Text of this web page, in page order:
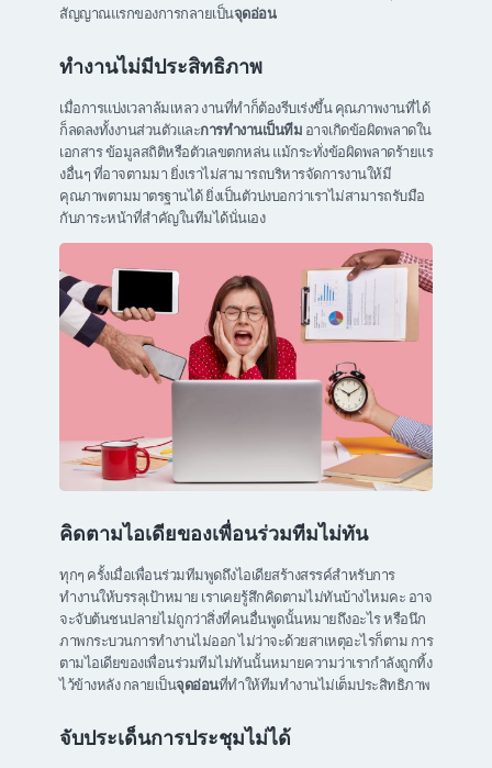
สัญญาณแรกของการกลายเป็นจุดอ่อน
ทำงานไม่มีประสิทธิภาพ
เมื่อการแบ่งเวลาล้มเหลว งานที่ทำก็ต้องรีบเร่งขึ้น คุณภาพงานที่ได้
ก็ลดลงทั้งงานส่วนตัวและการทำงานเป็นทีม อาจเกิดข้อผิดพลาดใน
เอกสาร ข้อมูลสถิติหรือตัวเลขตกหล่น แม้กระทั่งข้อผิดพลาดร้ายแร
งอื่นๆ ที่อาจตามมา ยิ่งเราไม่สามารถบริหารจัดการงานให้มี
คุณภาพตามมาตรฐานได้ ยิ่งเป็นตัวบ่งบอกว่าเราไม่สามารถรับมือ
กับภาระหน้าที่สำคัญในทีมได้นั่นเอง
คิดตามไอเดียของเพื่อนร่วมทีมไม่ทัน
ทุกๆ ครั้งเมื่อเพื่อนร่วมทีมพูดถึงไอเดียสร้างสรรค์สำหรับการ
ทำงานให้บรรลุเป้าหมาย เราเคยรู้สึกคิดตามไม่ทันบ้างไหมคะ อาจ
จะจับต้นชนปลายไม่ถูกว่าสิ่งที่คนอื่นพูดนั้นหมายถึงอะไร หรือนึก
ภาพกระบวนการทำงานไม่ออก ไม่ว่าจะด้วยสาเหตุอะไรก็ตาม การ
ตามไอเดียของเพื่อนร่วมทีมไม่ทันนั้นหมายความว่าเรากำลังถูกทิ้ง
ไว้ข้างหลัง กลายเป็นจุดอ่อนที่ทำให้ทีมทำงานไม่เต็มประสิทธิภาพ
จับประเด็นการประชุมไม่ได้